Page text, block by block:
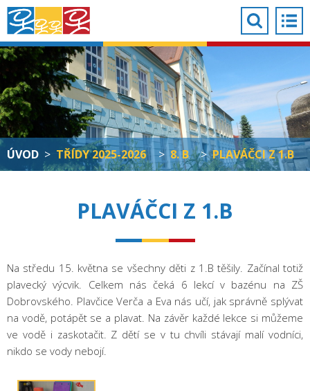
ÚVOD > TŘÍDY 2025-2026 > 8. B > PLAVÁČCI Z 1.B
PLAVÁČCI Z 1.B
Na středu 15. května se všechny děti z 1.B těšily. Začínal totiž
plavecký výcvik. Celkem nás čeká 6 lekcí v bazénu na ZŠ
Dobrovského. Plavčice Verča a Eva nás učí, jak správně splývat
na vodě, potápět se a plavat. Na závěr každé lekce si můžeme
ve vodě i zaskotačit. Z dětí se v tu chvíli stávají malí vodníci,
nikdo se vody nebojí.